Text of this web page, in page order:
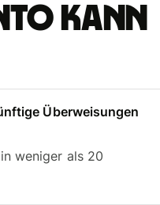
kann
Überweisungen
weniger als 20